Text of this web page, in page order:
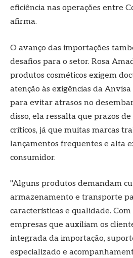
eficiência nas operações entre
afirma.
O avanço das importações
desafios para o setor. Rosa
produtos cosméticos exigem
atenção às exigências da
para evitar atrasos no
disso, ela ressalta que prazos
críticos, já que muitas marcas
lançamentos frequentes e alta
consumidor.
"Alguns produtos demandam
armazenamento e transporte
características e qualidade. Com
empresas que auxiliam os
integrada da importação,
especializado e